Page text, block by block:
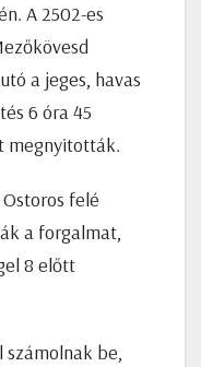
A 2502-es
a jeges, havas
6 óra 45
megnyitották.
felé
a forgalmat,
8 előtt
be,